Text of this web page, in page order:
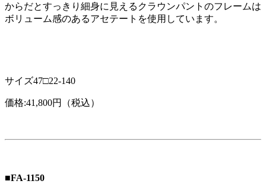
からだとすっきり細身に見えるクラウンパントのフレームは
ボリューム感のあるアセテートを使用しています。
サイズ47□22-140
価格:41,800円（税込）
■FA-1150